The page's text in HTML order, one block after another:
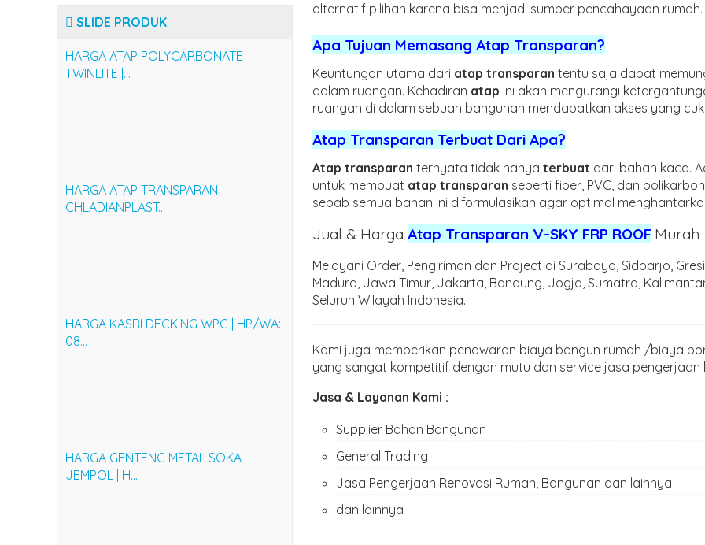
alternatif pilihan karena bisa menjadi sumber pencahayaan rumah.
Apa Tujuan Memasang Atap Transparan?
Keuntungan utama dari atap transparan tentu saja dapat
dalam ruangan. Kehadiran atap ini akan mengurangi
ruangan di dalam sebuah bangunan mendapatkan akses yang
Atap Transparan Terbuat Dari Apa?
Atap transparan ternyata tidak hanya terbuat dari bahan kaca.
untuk membuat atap transparan seperti fiber, PVC, dan
sebab semua bahan ini diformulasikan agar optimal
Jual & Harga Atap Transparan V-SKY FRP ROOF Murah
Melayani Order, Pengiriman dan Project di Surabaya, Sidoarjo,
Madura, Jawa Timur, Jakarta, Bandung, Jogja, Sumatra,
Seluruh Wilayah Indonesia.
Kami juga memberikan penawaran biaya bangun rumah /biaya
yang sangat kompetitif dengan mutu dan service jasa pengerjaan
Jasa & Layanan Kami :
Supplier Bahan Bangunan
General Trading
Jasa Pengerjaan Renovasi Rumah, Bangunan dan lainnya
dan lainnya
SLIDE PRODUK
HARGA ATAP POLYCARBONATE
TWINLITE |...
HARGA ATAP TRANSPARAN
CHLADIANPLAST...
HARGA KASRI DECKING WPC | HP/WA:
08...
HARGA GENTENG METAL SOKA
JEMPOL | H...